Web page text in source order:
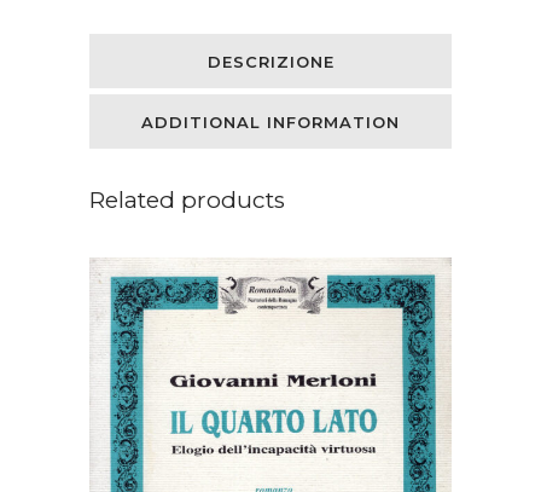
Carlo
quantity
DESCRIZIONE
ADDITIONAL INFORMATION
Related products